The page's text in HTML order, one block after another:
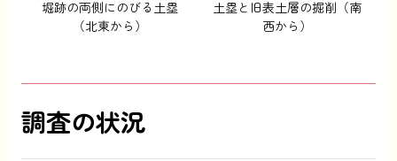
堀跡の両側にのびる土塁
（北東から）
土塁と旧表土層の掘削（南
西から）
調査の状況